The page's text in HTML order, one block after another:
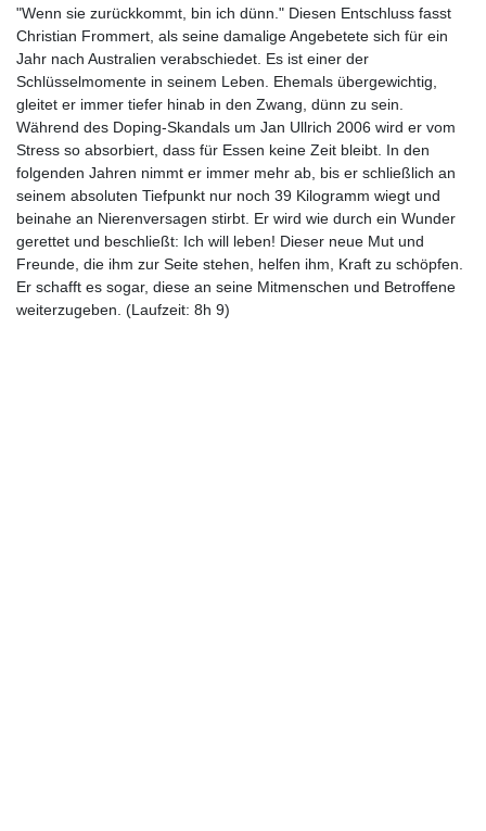
"Wenn sie zurückkommt, bin ich dünn." Diesen Entschluss fasst
Christian Frommert, als seine damalige Angebetete sich für ein
Jahr nach Australien verabschiedet. Es ist einer der
Schlüsselmomente in seinem Leben. Ehemals übergewichtig,
gleitet er immer tiefer hinab in den Zwang, dünn zu sein.
Während des Doping-Skandals um Jan Ullrich 2006 wird er vom
Stress so absorbiert, dass für Essen keine Zeit bleibt. In den
folgenden Jahren nimmt er immer mehr ab, bis er schließlich an
seinem absoluten Tiefpunkt nur noch 39 Kilogramm wiegt und
beinahe an Nierenversagen stirbt. Er wird wie durch ein Wunder
gerettet und beschließt: Ich will leben! Dieser neue Mut und
Freunde, die ihm zur Seite stehen, helfen ihm, Kraft zu schöpfen.
Er schafft es sogar, diese an seine Mitmenschen und Betroffene
weiterzugeben. (Laufzeit: 8h 9)